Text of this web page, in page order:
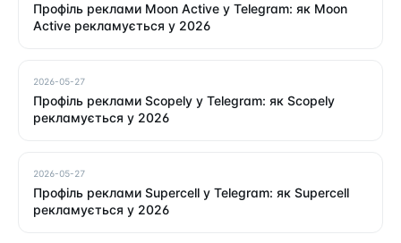
Профіль реклами Moon Active у Telegram: як Moon
Active рекламується у 2026
2026-05-27
Профіль реклами Scopely у Telegram: як Scopely
рекламується у 2026
2026-05-27
Профіль реклами Supercell у Telegram: як Supercell
рекламується у 2026